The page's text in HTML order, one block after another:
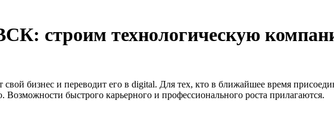
строим технологическую
свой бизнес и переводит его в digital. Для тех, кто в ближайшее время
быстрого карьерного и профессионального роста прилагаются.